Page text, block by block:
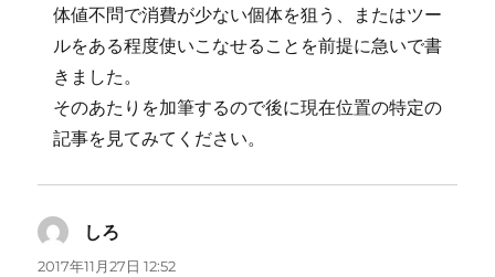
体値不問で消費が少ない個体を狙う、またはツー
ルをある程度使いこなせることを前提に急いで書
きました。
そのあたりを加筆するので後に現在位置の特定の
記事を見てみてください。
しろ
り:
2017年11月27日 12:52